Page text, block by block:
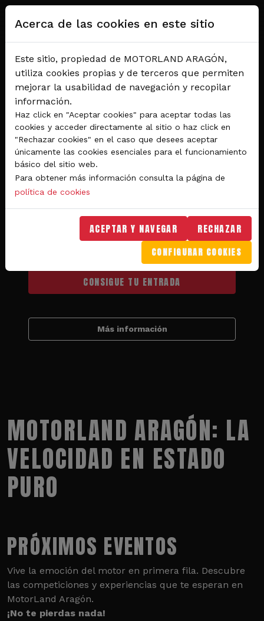
Pasar al contenido principal
Del 28 al 30 de agosto 2026
Circuito de velocidad
GRAN PREMIO
MICHELIN® DE ARAGÓN
DE MOTOGP™ 2026
CONSIGUE TU ENTRADA
Más información
MOTORLAND ARAGÓN: LA
VELOCIDAD EN ESTADO
PURO
PRÓXIMOS EVENTOS
Vive la emoción del motor en primera fila. Descubre
las competiciones y experiencias que te esperan en
MotorLand Aragón.
¡No te pierdas nada!
Acerca de las cookies en este sitio
Este sitio, propiedad de MOTORLAND ARAGÓN,
utiliza cookies propias y de terceros que permiten
mejorar la usabilidad de navegación y recopilar
información.
Haz click en "Aceptar cookies" para aceptar todas las
cookies y acceder directamente al sitio o haz click en
"Rechazar cookies" en el caso que desees aceptar
únicamente las cookies esenciales para el funcionamiento
básico del sitio web.
Para obtener más información consulta la página de
política de cookies
ACEPTAR Y NAVEGAR RECHAZAR
CONFIGURAR COOKIES